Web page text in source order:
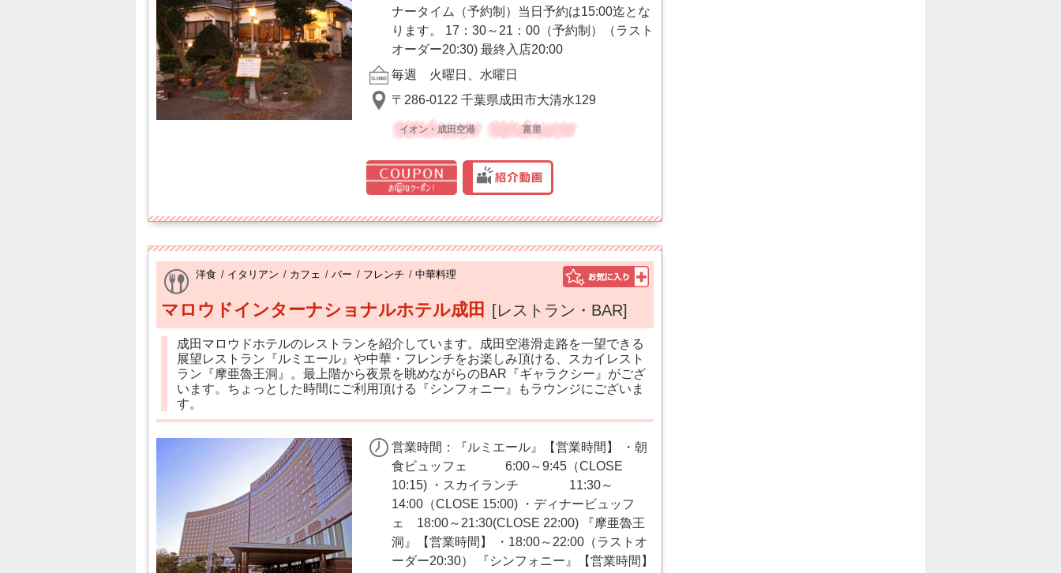
ナータイム（予約制）当日予約は15:00迄とな
ります。 17：30～21：00（予約制）（ラスト
オーダー20:30) 最終入店20:00
毎週 火曜日、水曜日
〒286-0122 千葉県成田市大清水129
イオン・成田空港 富里
洋食 / イタリアン / カフェ / バー / フレンチ / 中華料理
マロウドインターナショナルホテル成田 [レストラン・BAR]
成田マロウドホテルのレストランを紹介しています。成田空港滑走路を一望できる
展望レストラン『ルミエール』や中華・フレンチをお楽しみ頂ける、スカイレスト
ラン『摩亜魯王洞』。最上階から夜景を眺めながらのBAR『ギャラクシー』がござ
います。ちょっとした時間にご利用頂ける『シンフォニー』もラウンジにございま
す。
営業時間：『ルミエール』【営業時間】 ・朝
食ビュッフェ 6:00～9:45（CLOSE
10:15) ・スカイランチ 11:30～
14:00（CLOSE 15:00) ・ディナービュッフ
ェ 18:00～21:30(CLOSE 22:00) 『摩亜魯王
洞』【営業時間】 ・18:00～22:00（ラストオ
ーダー20:30） 『シンフォニー』【営業時間】